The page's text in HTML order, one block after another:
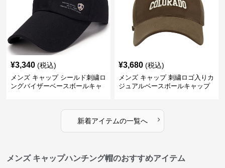
¥3,340 (税込)
メンズ キャップ シールド刺繍ロ
ングバイザーベースボールキャ
¥3,680 (税込)
メンズ キャップ 刺繍ロゴ入りカ
ジュアルベースボールキャップ
新着アイテムの一覧へ ›
メンズ キャップハンチング帽のおすすめアイテム